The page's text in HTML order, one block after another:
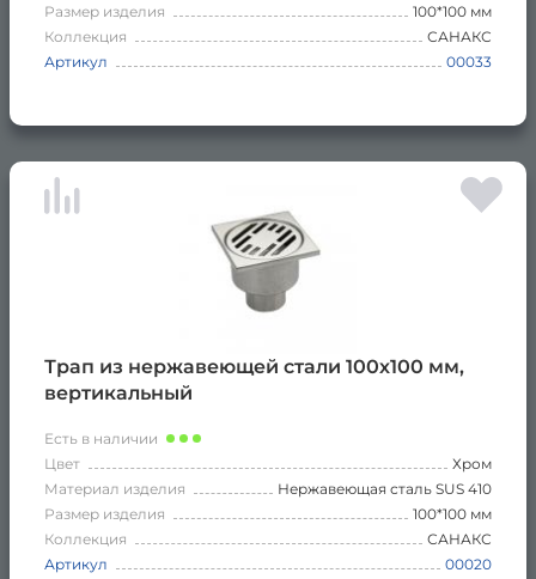
Размер изделия
100*100 мм
Коллекция
САНАКС
Артикул
00033
Трап из нержавеющей стали 100х100 мм,
вертикальный
Есть в наличии
Цвет
Хром
Материал изделия
Нержавеющая сталь SUS 410
Размер изделия
100*100 мм
Коллекция
САНАКС
Артикул
00020